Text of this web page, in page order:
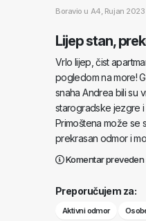
Boravio u A4, Rujan 2023 |
Lijep stan,
Vrlo lijep, čist
pogledom na more!
snaha Andrea bili su
starogradske jezgre i
Primoštena može se
prekrasan odmor i
Komentar preveden
Preporučujem za:
Aktivni odmor